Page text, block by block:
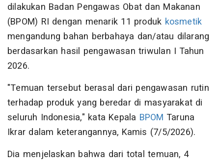
dilakukan Badan Pengawas Obat dan Makanan
(BPOM) RI dengan menarik 11 produk kosmetik
mengandung bahan berbahaya dan/atau dilarang
berdasarkan hasil pengawasan triwulan I Tahun
2026.
"Temuan tersebut berasal dari pengawasan rutin
terhadap produk yang beredar di masyarakat di
seluruh Indonesia," kata Kepala BPOM Taruna
Ikrar dalam keterangannya, Kamis (7/5/2026).
Dia menjelaskan bahwa dari total temuan, 4